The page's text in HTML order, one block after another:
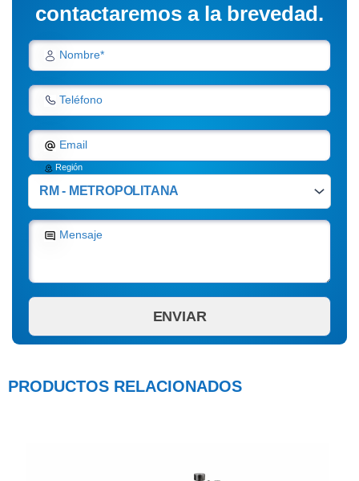
contactaremos a la brevedad.
Nombre*
Teléfono
Email
Región
Mensaje
PRODUCTOS RELACIONADOS